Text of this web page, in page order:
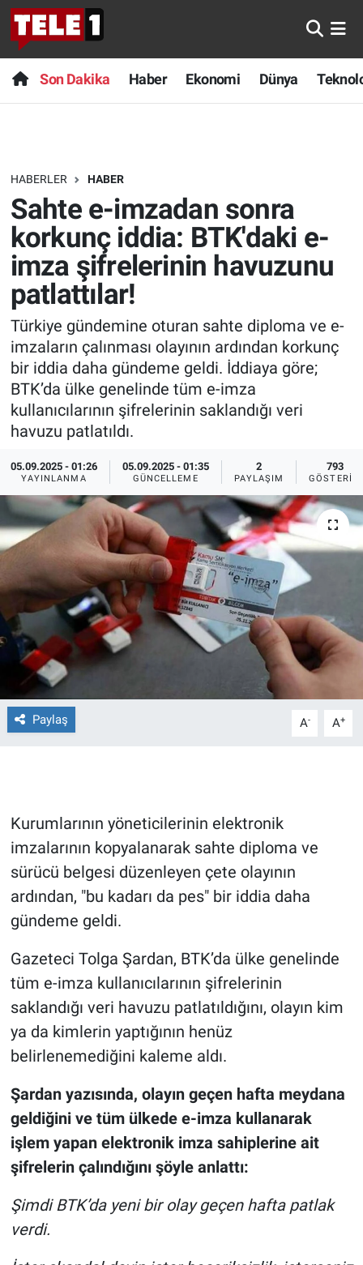
Son Dakika Haber Ekonomi Dünya
HABERLER HABER
Sahte e-imzadan sonra
korkunç iddia: BTK'daki e-
imza şifrelerinin havuzunu
patlattılar!
Türkiye gündemine oturan sahte diploma ve e-
imzaların çalınması olayının ardından korkunç
bir iddia daha gündeme geldi. İddiaya göre;
BTK’da ülke genelinde tüm e-imza
kullanıcılarının şifrelerinin saklandığı veri
havuzu patlatıldı.
05.09.2025 - 01:26
YAYINLANMA
05.09.2025 - 01:35
GÜNCELLEME
2
PAYLAŞIM
793
GÖSTERIM
Paylaş A- A+
Kurumlarının yöneticilerinin elektronik
imzalarının kopyalanarak sahte diploma ve
sürücü belgesi düzenleyen çete olayının
ardından, "bu kadarı da pes" bir iddia daha
gündeme geldi.
Gazeteci Tolga Şardan, BTK’da ülke genelinde
tüm e-imza kullanıcılarının şifrelerinin
saklandığı veri havuzu patlatıldığını, olayın kim
ya da kimlerin yaptığının henüz
belirlenemediğini kaleme aldı.
Şardan yazısında, olayın geçen hafta meydana
geldiğini ve tüm ülkede e-imza kullanarak
işlem yapan elektronik imza sahiplerine ait
şifrelerin çalındığını şöyle anlattı:
Şimdi BTK’da yeni bir olay geçen hafta patlak
verdi.
Anında Manşet
Başka Sohbetler
Bilim turu
Bilim ve Teknoloji Evreni
Doğa Konuşuyor
Dünya
Ege Saati
Ege'den Esintiler
Eğitim
Eğlence
Ekonomi
Forum
Gerçeğin İzinde
Gün Başlıyor
Gün Bitiyor
Gün Ortası
Haber
İlan
Kimdir
Koronavirüs
Kültür Sanat
Ne demişti
Nedir
Popüler
Programlar
Sağlık
Spor
Son Dakika
Haber
Dünya
Teknoloji
Sağlık
Spor
Yayın Akışı
İletişim
Nöbetçi Eczaneler
Hava Durumu
Trafik Durumu
Süper Lig Puan Durumu ve Fikstür
Tüm Manşetler
Son Dakika Haberleri
Haber Arşivi